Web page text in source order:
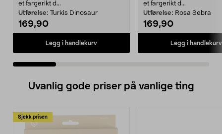
et fargerikt d...
Utførelse: Turkis Dinosaur
169,90
Legg i handlekurv
et fargerikt d...
Utførelse: Rosa Sebra
169,90
Legg i handlekurv
Uvanlig gode priser på vanlige ting
Sjekk prisen